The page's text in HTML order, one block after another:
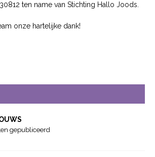
ten name van Stichting Hallo Joods.
onze hartelijke dank!
gepubliceerd